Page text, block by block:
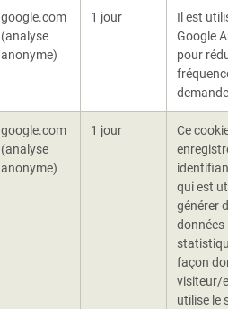
google.com
(analyse
anonyme)
1 jour
Il est
Google
pour
google.com
(analyse
anonyme)
1 jour
Ce
qui est
générer
données
façon
visiteur/
utilise le